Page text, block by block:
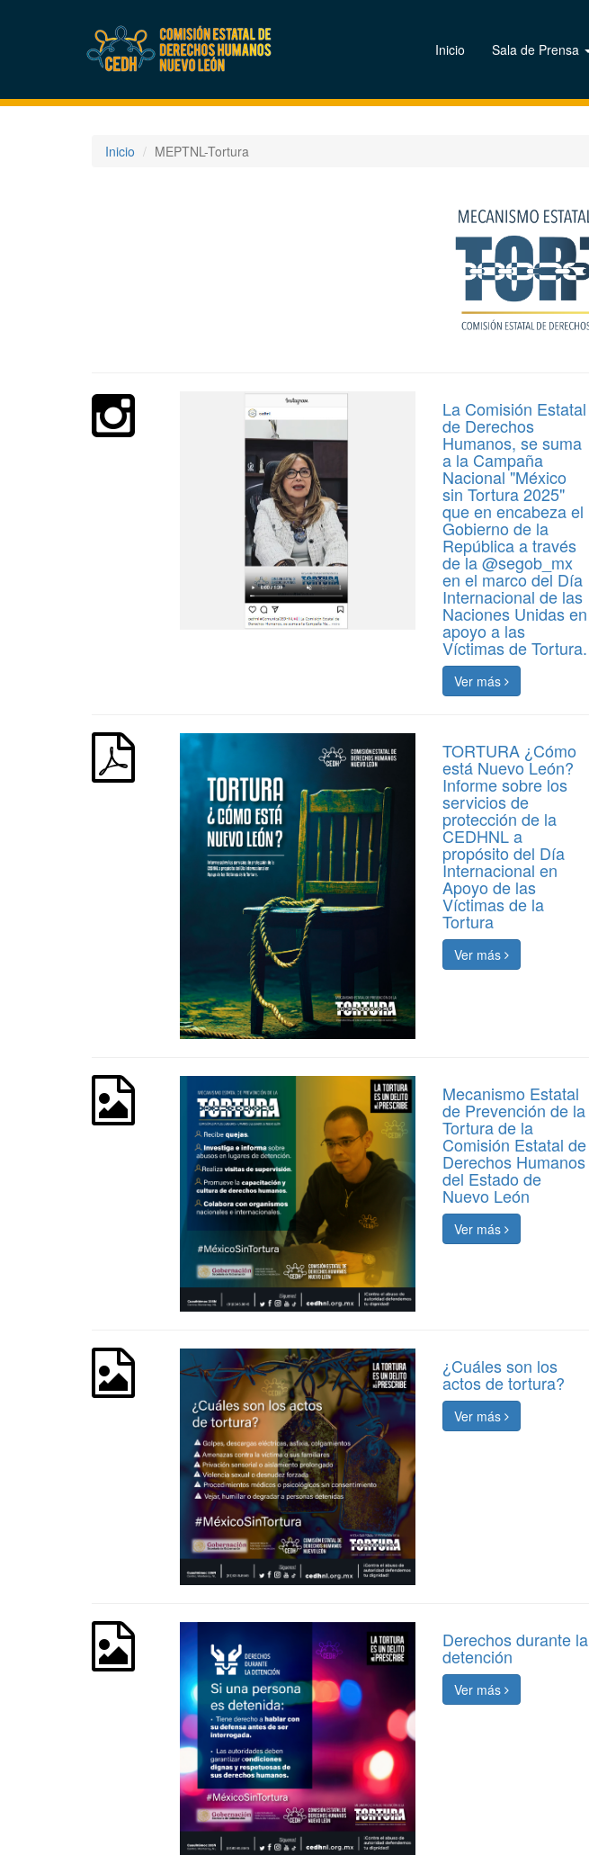
Inicio Sala de Prensa
Inicio MEPTNL-Tortura
La Comisión Estatal
de Derechos
Humanos, se suma
a la Campaña
Nacional "México
sin Tortura 2025"
que en encabeza el
Gobierno de la
República a través
de la @segob_mx
en el marco del Día
Internacional de las
Naciones Unidas en
apoyo a las
Víctimas de Tortura.
Ver más
TORTURA ¿Cómo
está Nuevo León?
Informe sobre los
servicios de
protección de la
CEDHNL a
propósito del Día
Internacional en
Apoyo de las
Víctimas de la
Tortura
Ver más
Mecanismo Estatal
de Prevención de la
Tortura de la
Comisión Estatal de
Derechos Humanos
del Estado de
Nuevo León
Ver más
¿Cuáles son los
actos de tortura?
Ver más
Derechos durante la
detención
Ver más